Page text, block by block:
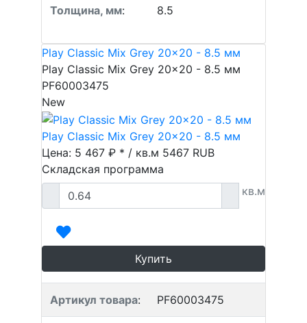
Толщина, мм: 8.5
Play Classic Mix Grey 20x20 - 8.5 мм
Play Classic Mix Grey 20x20 - 8.5 мм
PF60003475
New
Play Classic Mix Grey 20x20 - 8.5 мм
Цена: 5 467 ₽ * / кв.м 5467 RUB
Складская программа
кв.м
Купить
Артикул товара: PF60003475